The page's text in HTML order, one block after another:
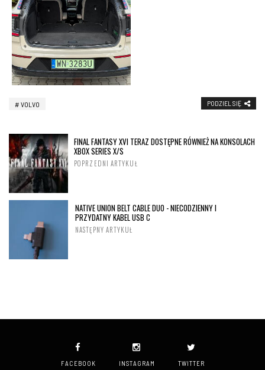
VOLVO PODZIEL SIĘ
FINAL FANTASY XVI TERAZ DOSTĘPNE RÓWNIEŻ NA KONSOLACH
XBOX SERIES X/S
POPRZEDNI ARTYKUŁ
NATIVE UNION BELT CABLE DUO - NIECODZIENNY I
PRZYDATNY KABEL USB C
NASTĘPNY ARTYKUŁ
FACEBOOK INSTAGRAM TWITTER